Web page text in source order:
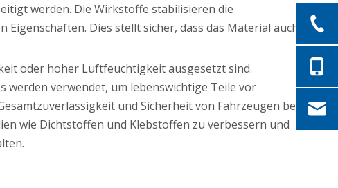
werden. Die Wirkstoffe stabilisieren die
Dies stellt sicher, dass das Material auch
oder hoher Luftfeuchtigkeit ausgesetzt sind.
s werden verwendet, um lebenswichtige Teile vor
und Sicherheit von Fahrzeugen bei.
wie Dichtstoffen und Klebstoffen zu verbessern und